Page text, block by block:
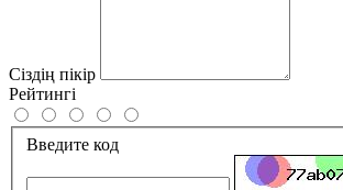
Сіздің пікір
Рейтингі
Введите код